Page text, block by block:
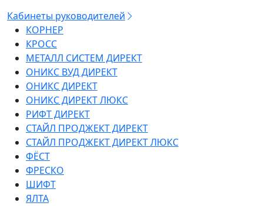
Кабинеты руководителей
КОРНЕР
КРОСС
МЕТАЛЛ СИСТЕМ ДИРЕКТ
ОНИКС ВУД ДИРЕКТ
ОНИКС ДИРЕКТ
ОНИКС ДИРЕКТ ЛЮКС
РИФТ ДИРЕКТ
СТАЙЛ ПРОДЖЕКТ ДИРЕКТ
СТАЙЛ ПРОДЖЕКТ ДИРЕКТ ЛЮКС
ФЁСТ
ФРЕСКО
ШИФТ
ЯЛТА